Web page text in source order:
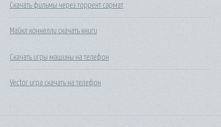
Скачать фильмы через торрент сармат
Майкл коннелли скачать книги
Скачать игры машины на телефон
Vector игра скачать на телефон